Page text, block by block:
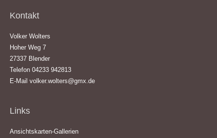
Kontakt
Volker Wolters
Hoher Weg 7
27337 Blender
Telefon 04233 942813
E-Mail volker.wolters@gmx.de
Links
Ansichtskarten-Gallerien